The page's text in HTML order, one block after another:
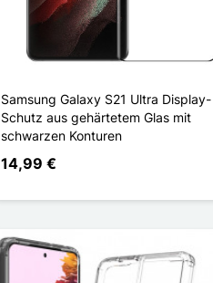
Samsung Galaxy S21 Ultra Display-
Schutz aus gehärtetem Glas mit
schwarzen Konturen
14,99 €